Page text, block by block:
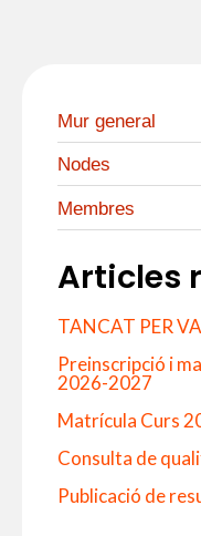
Mur general
Nodes
Membres
Articles
TANCAT PER
Preinscripció i
2026-2027
Matrícula Curs
Consulta de
Publicació de